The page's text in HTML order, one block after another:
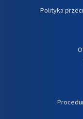
Polityka